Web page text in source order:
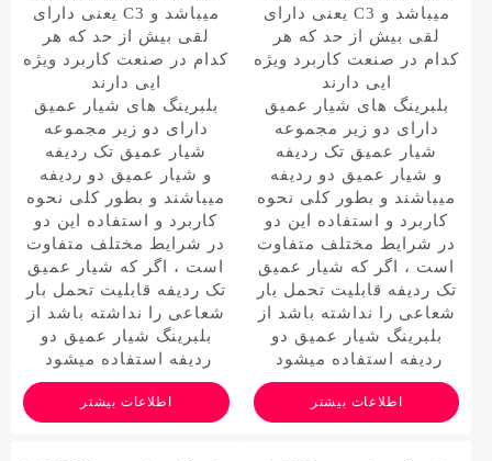
میباشد و C3 یعنی دارای
لقی بیش از حد که هر
کدام در صنعت کاربرد ویژه
ایی دارند
بلبرینگ های شیار عمیق
دارای دو زیر مجموعه
شیار عمیق تک ردیفه
و شیار عمیق دو ردیفه
میباشند و بطور کلی نحوه
کاربرد و استفاده این دو
در شرایط مختلف متفاوت
است ، اگر که شیار عمیق
تک ردیفه قابلیت تحمل بار
شعاعی را نداشته باشد از
بلبرینگ شیار عمیق دو
ردیفه استفاده میشود
اطلاعات بیشتر
میباشد و C3 یعنی دارای
لقی بیش از حد که هر
کدام در صنعت کاربرد ویژه
ایی دارند
بلبرینگ های شیار عمیق
دارای دو زیر مجموعه
شیار عمیق تک ردیفه
و شیار عمیق دو ردیفه
میباشند و بطور کلی نحوه
کاربرد و استفاده این دو
در شرایط مختلف متفاوت
است ، اگر که شیار عمیق
تک ردیفه قابلیت تحمل بار
شعاعی را نداشته باشد از
بلبرینگ شیار عمیق دو
ردیفه استفاده میشود
اطلاعات بیشتر